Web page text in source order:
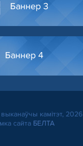
Баннер 3
Баннер 4
камітэт, 2026
сайта БЕЛТА